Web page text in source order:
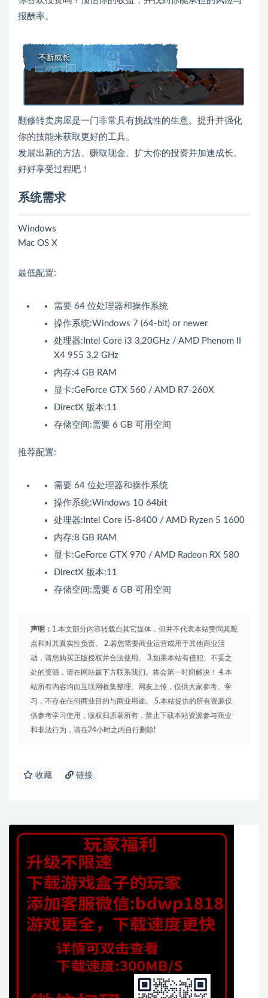
报酬率。
翻修转卖房屋是一门非常具有挑战性的生意。提升并强化
你的技能来获取更好的工具。
发展出新的方法、赚取现金、扩大你的投资并加速成长。
好好享受过程吧！
系统需求
Windows
Mac OS X
最低配置:
需要 64 位处理器和操作系统
操作系统:Windows 7 (64-bit) or newer
处理器:Intel Core i3 3,20GHz / AMD Phenom II
X4 955 3,2 GHz
内存:4 GB RAM
显卡:GeForce GTX 560 / AMD R7-260X
DirectX 版本:11
存储空间:需要 6 GB 可用空间
推荐配置:
需要 64 位处理器和操作系统
操作系统:Windows 10 64bit
处理器:Intel Core i5-8400 / AMD Ryzen 5 1600
内存:8 GB RAM
显卡:GeForce GTX 970 / AMD Radeon RX 580
DirectX 版本:11
存储空间:需要 6 GB 可用空间
声明： 1.本文部分内容转载自其它媒体，但并不代表本站赞同其观
点和对其真实性负责。 2.若您需要商业运营或用于其他商业活
动，请您购买正版授权并合法使用。 3.如果本站有侵犯、不妥之
处的资源，请在网站最下方联系我们。将会第一时间解决！ 4.本
站所有内容均由互联网收集整理、网友上传，仅供大家参考、学
习，不存在任何商业目的与商业用途。 5.本站提供的所有资源仅
供参考学习使用，版权归原著所有，禁止下载本站资源参与商业
和非法行为，请在24小时之内自行删除!
收藏 链接